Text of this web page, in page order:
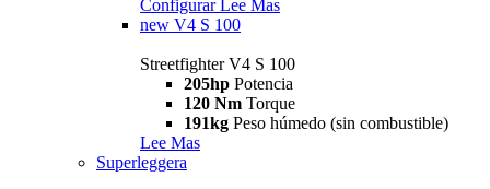
Configurar Lee Mas
new V4 S 100
Streetfighter V4 S 100
205hp Potencia
120 Nm Torque
191kg Peso húmedo (sin combustible)
Lee Mas
Superleggera